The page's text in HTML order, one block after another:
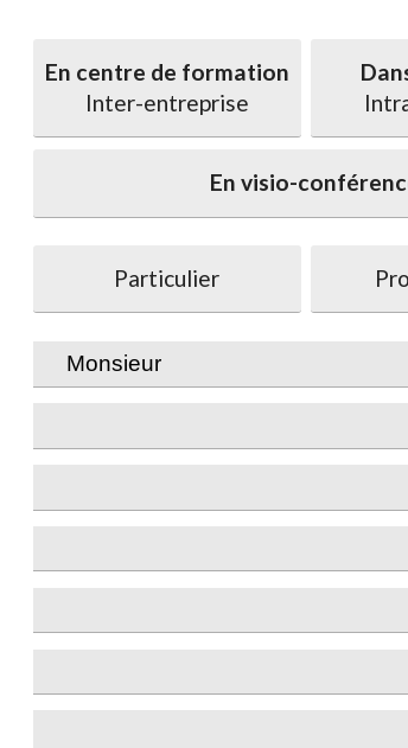
En centre de formation
Inter-entreprise
En visio-
Particulier